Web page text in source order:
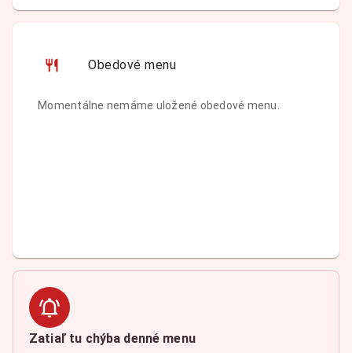
Obedové menu
Momentálne nemáme uložené obedové menu.
Zatiaľ tu chýba denné menu